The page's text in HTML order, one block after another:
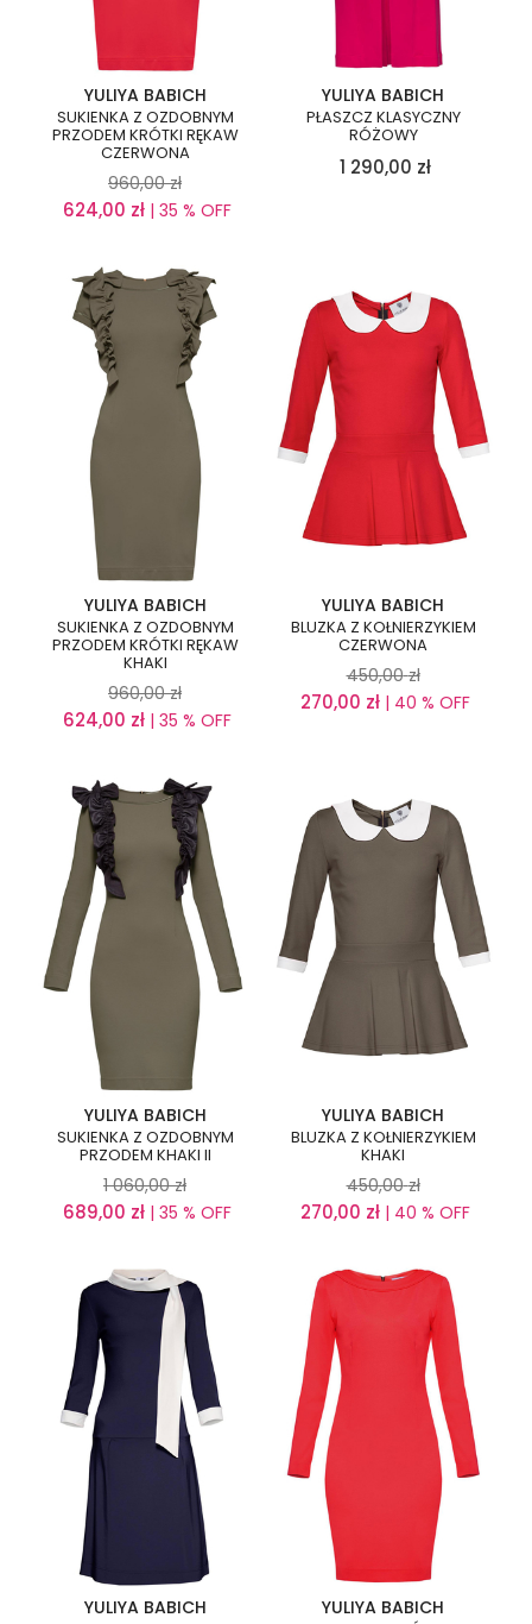
YULIYA BABICH
SUKIENKA Z OZDOBNYM
PRZODEM KRÓTKI RĘKAW
CZERWONA
960,00 zł
624,00 zł| 35 % OFF
YULIYA BABICH
PŁASZCZ KLASYCZNY
RÓŻOWY
1 290,00 zł
YULIYA BABICH
SUKIENKA Z OZDOBNYM
PRZODEM KRÓTKI RĘKAW
KHAKI
960,00 zł
624,00 zł| 35 % OFF
YULIYA BABICH
BLUZKA Z KOŁNIERZYKIEM
CZERWONA
450,00 zł
270,00 zł| 40 % OFF
YULIYA BABICH
SUKIENKA Z OZDOBNYM
PRZODEM KHAKI II
1 060,00 zł
689,00 zł| 35 % OFF
YULIYA BABICH
BLUZKA Z KOŁNIERZYKIEM
KHAKI
450,00 zł
270,00 zł| 40 % OFF
YULIYA BABICH YULIYA BABICH